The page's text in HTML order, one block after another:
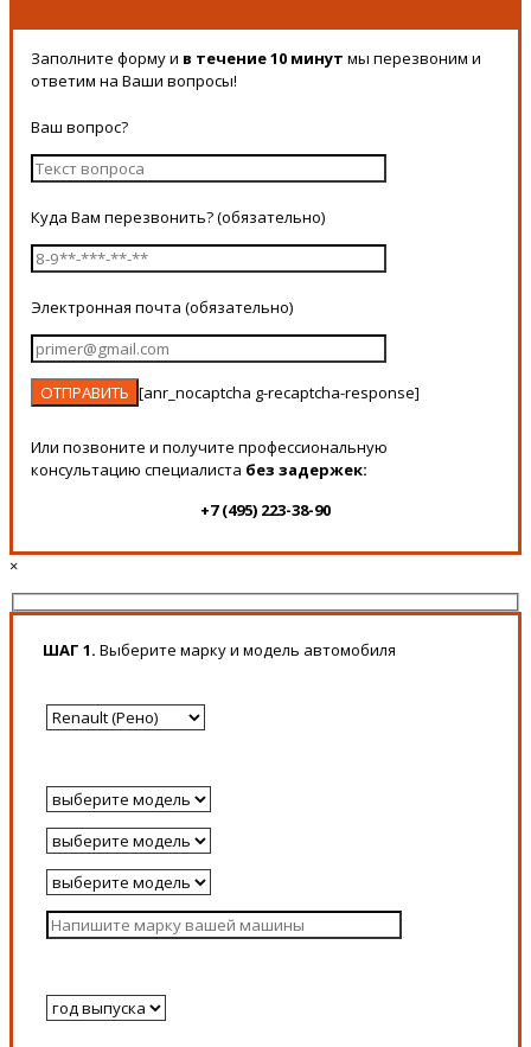
Заполните форму и в течение 10 минут мы перезвоним и
ответим на Ваши вопросы!
Ваш вопрос?
Куда Вам перезвонить? (обязательно)
Электронная почта (обязательно)
[anr_nocaptcha g-recaptcha-response]
Или позвоните и получите профессиональную
консультацию специалиста без задержек:
+7 (495) 223-38-90
×
ШАГ 1. Выберите марку и модель автомобиля